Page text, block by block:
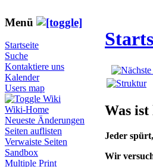
Menü
Startseite
Suche
Kontaktiere uns
Kalender
Users map
Wiki
Wiki-Home
Neueste Änderungen
Seiten auflisten
Verwaiste Seiten
Sandbox
Multiple Print
Was
Jeder
Wir